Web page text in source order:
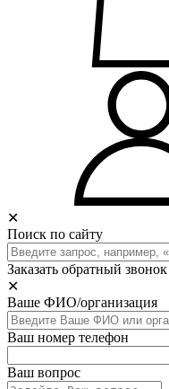
✕
Поиск по сайту
Заказать обратный звонок
✕
Ваше ФИО/организация
Ваш номер телефон
Ваш вопрос